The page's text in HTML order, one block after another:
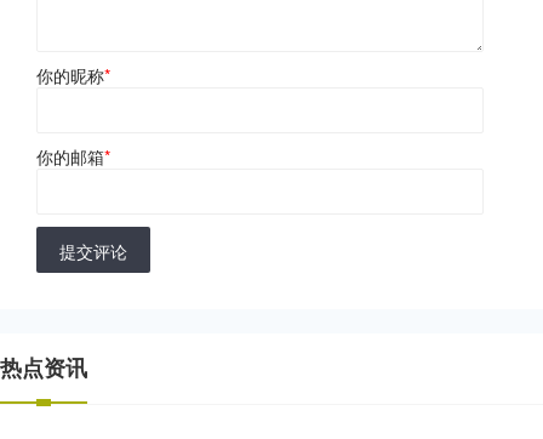
你的昵称*
你的邮箱*
提交评论
热点资讯